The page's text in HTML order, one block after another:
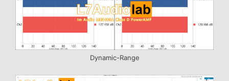
Dynamic-Range